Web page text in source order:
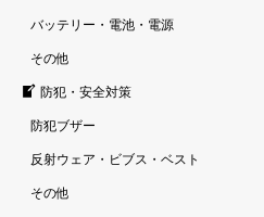
バッテリー・電池・電源
その他
防犯・安全対策
防犯ブザー
反射ウェア・ビブス・ベスト
その他